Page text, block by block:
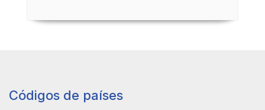
Códigos de países